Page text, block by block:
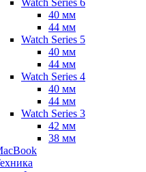
Watch Series 6
40 мм
44 мм
Watch Series 5
40 мм
44 мм
Watch Series 4
40 мм
44 мм
Watch Series 3
42 мм
38 мм